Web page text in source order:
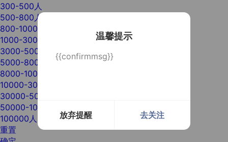
温馨提示
{{confirmmsg}}
放弃提醒 去关注
300-500人
500-800人
800-1000人
1000-3000人
3000-5000人
5000-8000人
8000-10000人
10000-30000人
30000-50000人
50000-100000人
100000人以上
重置